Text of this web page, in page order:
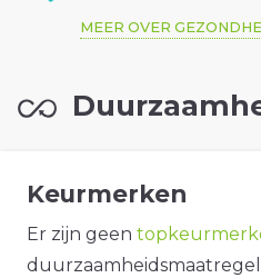
MEER OVER
Keurmerken
Er zijn geen